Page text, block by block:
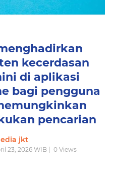
kecerdasan
di aplikasi
bagi pengguna
pencarian
jkt
23, 2026 WIB | 0Views